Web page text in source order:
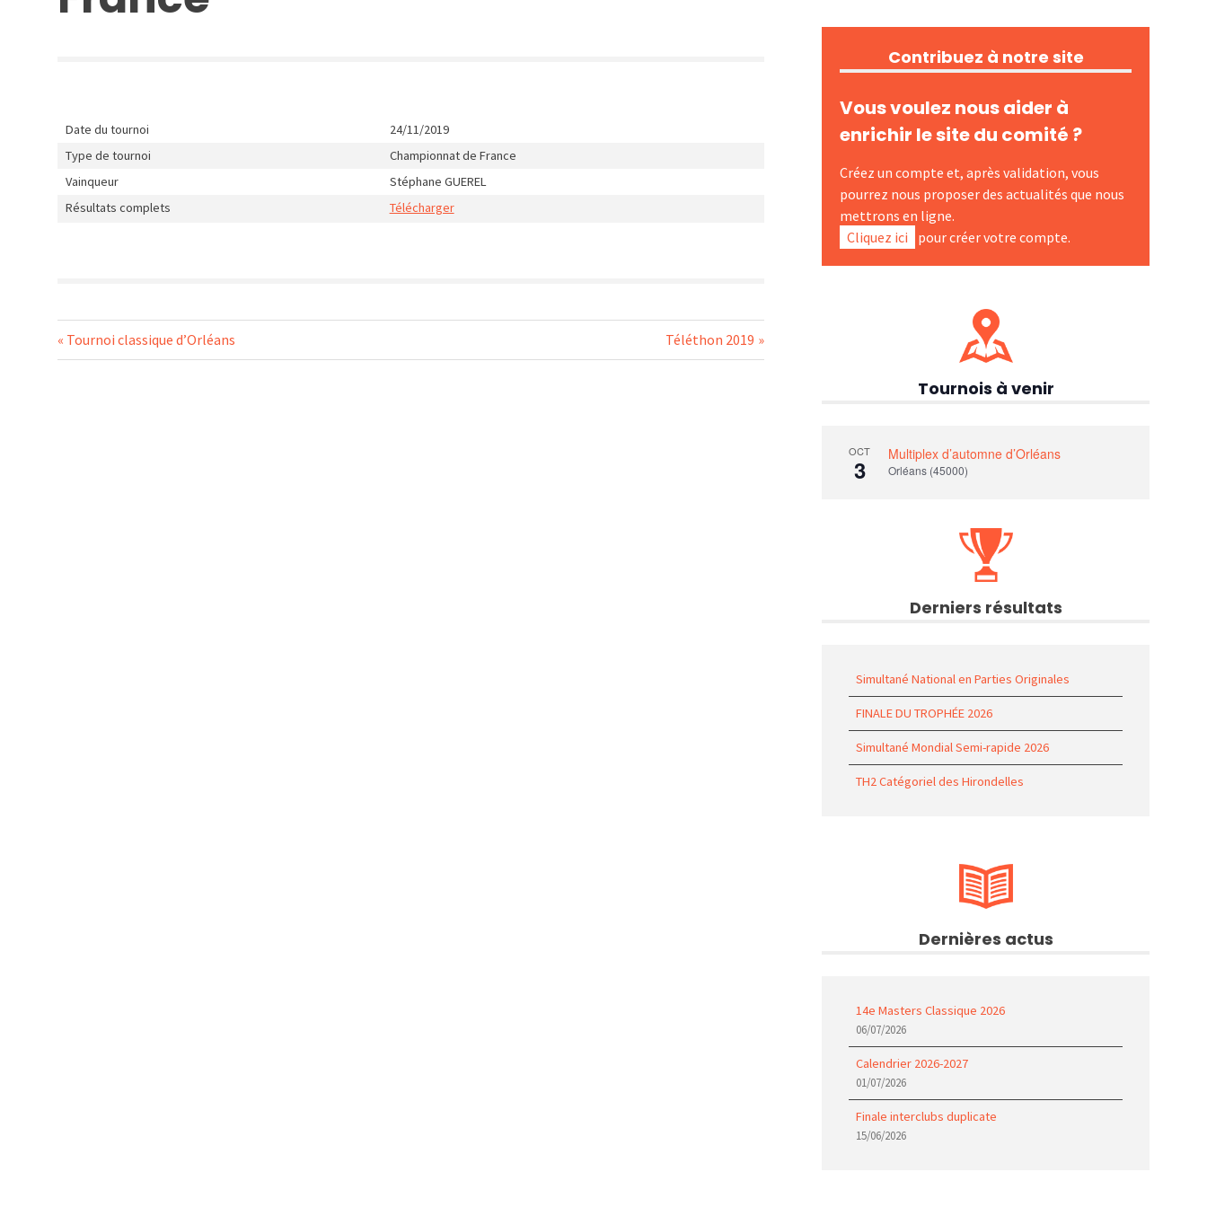
Date du tournoi
24/11/2019
Type de tournoi
Championnat de France
Vainqueur
Stéphane GUEREL
Résultats complets
Télécharger
Navigation
Previous
Post:
Tournoi classique d’Orléans
Next
Post:
Téléthon 2019
Contribuez à notre site
Vous voulez nous aider à
enrichir le site du comité ?
Créez un compte et, après validation, vous
pourrez nous proposer des actualités que nous
mettrons en ligne.
Cliquez ici
pour créer votre compte.
Tournois à venir
OCT
3
Multiplex d’automne d’Orléans
Orléans (45000)
Derniers résultats
Simultané National en Parties Originales
FINALE DU TROPHÉE 2026
Simultané Mondial Semi-rapide 2026
TH2 Catégoriel des Hirondelles
Dernières actus
14e Masters Classique 2026
06/07/2026
Calendrier 2026-2027
01/07/2026
Finale interclubs duplicate
15/06/2026